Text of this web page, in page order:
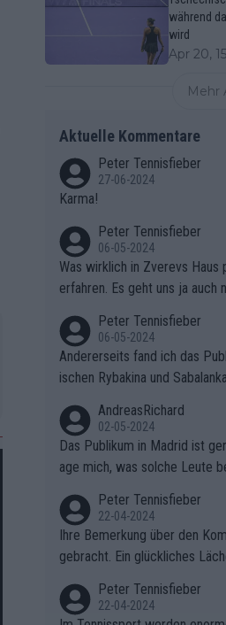
während
wird
Apr 20,
Mehr
Aktuelle Kommentare
Peter Tennisfieber
27-06-2024
Karma!
Peter Tennisfieber
06-05-2024
Was wirklich in Zverevs
erfahren. Es geht uns ja auch
Peter Tennisfieber
06-05-2024
Andererseits fand ich das
ischen Rybakina und
AndreasRichard
02-05-2024
Das Publikum in Madrid ist
age mich, was solche Leute
ben.
Peter Tennisfieber
22-04-2024
Ihre Bemerkung über den
gebracht. Ein glückliches
Peter Tennisfieber
22-04-2024